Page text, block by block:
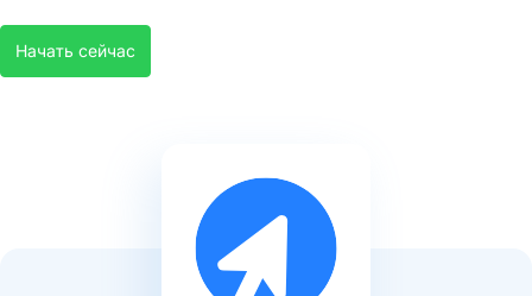
Начать сейчас